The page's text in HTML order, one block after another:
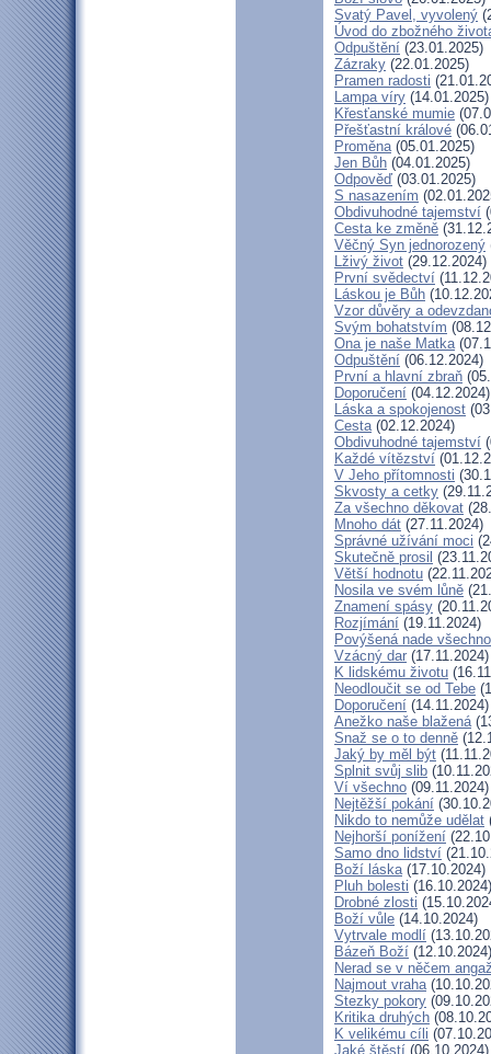
Svatý Pavel, vyvolený
Úvod do zbožného
Odpuštění (23.01.2025)
Zázraky (22.01.2025)
Pramen radosti
Lampa víry (14.01.2025)
Křesťanské mumie
Přešťastní králové
Proměna(05.01.2025)
Jen Bůh (04.01.2025)
Odpověď (03.01.2025)
S nasazením
Obdivuhodné tajemství
Cesta ke změně
Věčný Syn jednorozený
Lživý život (29.12.2024)
První svědectví
Láskou je Bůh
Vzor důvěry a
Svým bohatstvím
Ona je naše Matka
Odpuštění (06.12.2024)
První a hlavní zbraň
Doporučení (04.12.2024)
Láska a spokojenost
Cesta(02.12.2024)
Obdivuhodné tajemství
Každé vítězství
V Jeho přítomnosti
Skvosty a cetky
Za všechno děkovat
Mnoho dát (27.11.2024)
Správné užívání moci
Skutečně prosil
Větší hodnotu
Nosila ve svém lůně
Znamení spásy
Rozjímání (19.11.2024)
Povýšená nade všechno
Vzácný dar (17.11.2024)
K lidskému životu
Neodloučit se od Tebe
Doporučení (14.11.2024)
Anežko naše blažená
Snaž se o to denně
Jaký by měl být
Splnit svůj slib
Ví všechno (09.11.2024)
Nejtěžší pokání
Nikdo to nemůže udělat
Nejhorší ponížení
Samo dno lidství
Boží láska(17.10.2024)
Pluh bolesti (16.10.2024)
Drobné zlosti
Boží vůle (14.10.2024)
Vytrvale modlí
Bázeň Boží (12.10.2024)
Nerad se v něčem
Najmout vraha
Stezky pokory
Kritika druhých
K velikému cíli
Jaké štěstí (06.10.2024)